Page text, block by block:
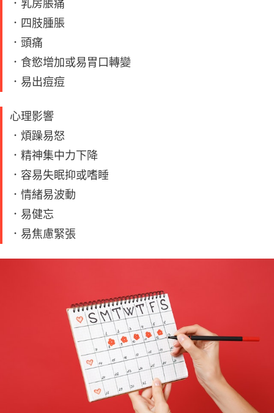
．乳房脹痛
．四肢腫脹
．頭痛
．食慾增加或易胃口轉變
．易出痘痘
心理影響
．煩躁易怒
．精神集中力下降
．容易失眠抑或嗜睡
．情緒易波動
．易健忘
．易焦慮緊張